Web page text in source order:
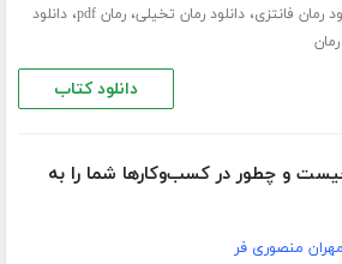
رمان فانتزی،دانلود رمان تخیلی،رمان pdf ،دانلود
دانلود کتاب
و چطور در کسب‌و‌کارها شما را به
مهران منصوری فر